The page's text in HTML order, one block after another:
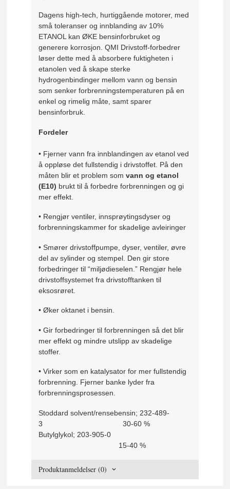
Dagens high-tech, hurtiggående motorer, med
små toleranser og innblanding av 10%
ETANOL kan ØKE bensinforbruket og
generere korrosjon. QMI Drivstoff-forbedrer
løser dette med å absorbere fuktigheten i
etanolen ved å skape sterke
hydrogenbindinger mellom vann og bensin
som senker forbrenningstemperaturen på en
enkel og rimelig måte, samt sparer
bensinforbruk.
Fordeler
• Fjerner vann fra innblandingen av etanol ved
å oppløse det fullstendig i drivstoffet. På den
måten blir et problem som vann og etanol
(E10) brukt til å forbedre forbrenningen og gi
mer effekt.
• Rengjør ventiler, innsprøytingsdyser og
forbrenningskammer for skadelige avleiringer
• Smører drivstoffpumpe, dyser, ventiler, øvre
del av sylinder og stempel. Den gir store
forbedringer til “miljødieselen.” Rengjør hele
drivstoffsystemet fra drivstofftanken til
eksosrøret.
• Øker oktanet i bensin.
• Gir forbedringer til forbrenningen så det blir
mer effekt og mindre utslipp av skadelige
stoffer.
• Virker som en katalysator for mer fullstendig
forbrenning. Fjerner banke lyder fra
forbrenningsprosessen.
Stoddard solvent/rensebensin; 232-489-
3 30-60 %
Butylglykol; 203-905-0
15-40 %
Produktanmeldelser (0)